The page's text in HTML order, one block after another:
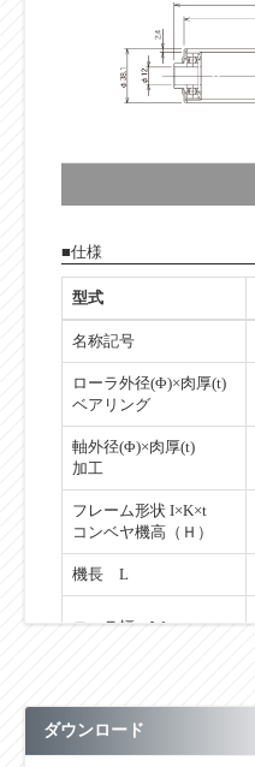
型式
名称記号
ローラ外径(Φ)×肉厚(t)
ベアリング
軸外径(Φ)×肉厚(t)
加工
フレーム形状 I×K×t
コンベヤ機高（Ｈ）
機長 L
単位：㎜
ダウンロード